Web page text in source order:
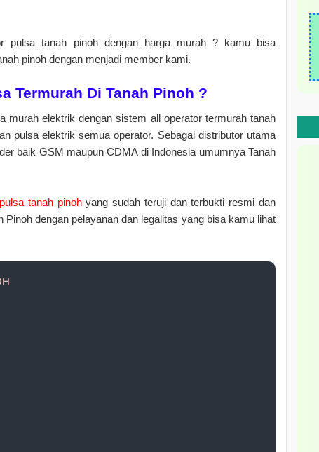
pulsa tanah pinoh dengan harga murah ? kamu bisa
pinoh dengan menjadi member kami.
Termurah Di Tanah Pinoh ?
murah elektrik dengan sistem all operator termurah tanah
pulsa elektrik semua operator. Sebagai distributor utama
baik GSM maupun CDMA di Indonesia umumnya Tanah
tanah pinohyang sudah teruji dan terbukti resmi dan
Pinoh dengan pelayanan dan legalitas yang bisa kamu lihat